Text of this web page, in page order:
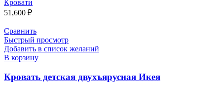
Кровати
51,600 ₽
Сравнить
Быстрый просмотр
Добавить в список желаний
В корзину
Кровать детская двухъярусная Икея